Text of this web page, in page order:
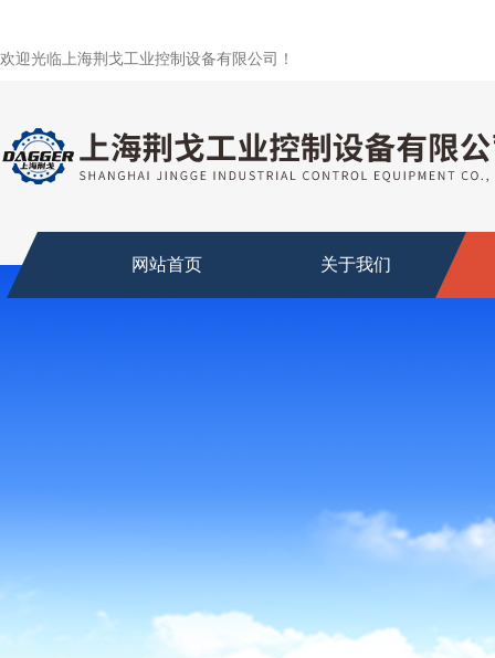
欢迎光临上海荆戈工业控制设备有限公司！
网站首页 关于我们